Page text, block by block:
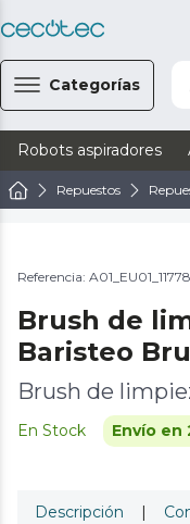
Categorías
Robots aspiradores
Repuestos
Referencia:
Brush de
Baristeo
Brush de
En Stock Envío en
Descripción |